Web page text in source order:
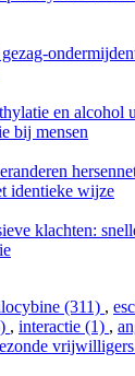
en alcohol
bij mensen
identieke wijze
klachten:
(311) ,
, interactie (1) ,